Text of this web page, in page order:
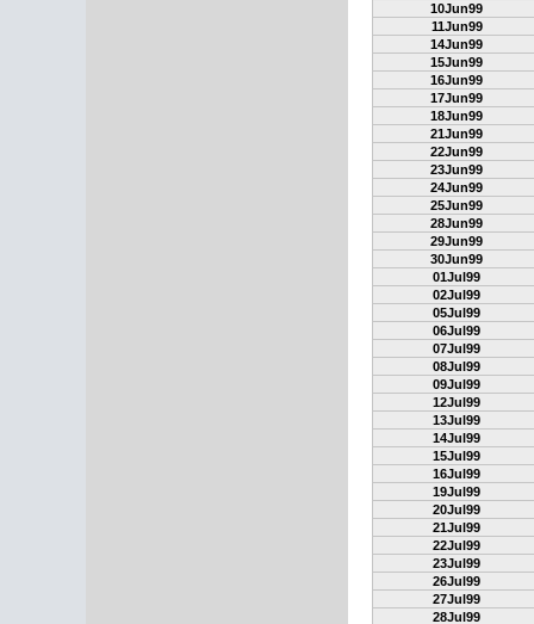
10Jun99
11Jun99
14Jun99
15Jun99
16Jun99
17Jun99
18Jun99
21Jun99
22Jun99
23Jun99
24Jun99
25Jun99
28Jun99
29Jun99
30Jun99
01Jul99
02Jul99
05Jul99
06Jul99
07Jul99
08Jul99
09Jul99
12Jul99
13Jul99
14Jul99
15Jul99
16Jul99
19Jul99
20Jul99
21Jul99
22Jul99
23Jul99
26Jul99
27Jul99
28Jul99